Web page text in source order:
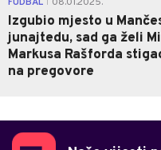
FUDBAL 08.01.2025.
Izgubio mjesto u
junajtedu, sad ga želi
Markusa Rašforda
na pregovore